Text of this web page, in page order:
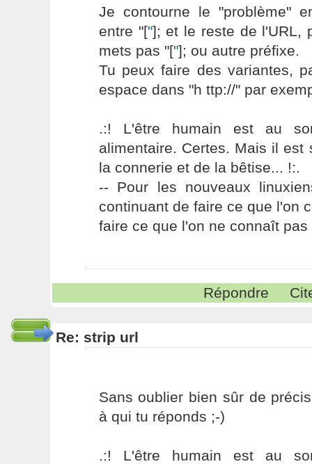
Je contourne le "problème"
entre "["]; et le reste de l'URL,
mets pas "["]; ou autre préfixe.
Tu peux faire des variantes,
espace dans "h ttp://" par
.:! L'être humain est au
alimentaire. Certes. Mais il est
la connerie et de la bêtise... !:.
-- Pour les nouveaux
continuant de faire ce que l'on
faire ce que l'on ne connaît pas
Répondre
Re: strip url
Sans oublier bien sûr de
à qui tu réponds ;-)
.:! L'être humain est au